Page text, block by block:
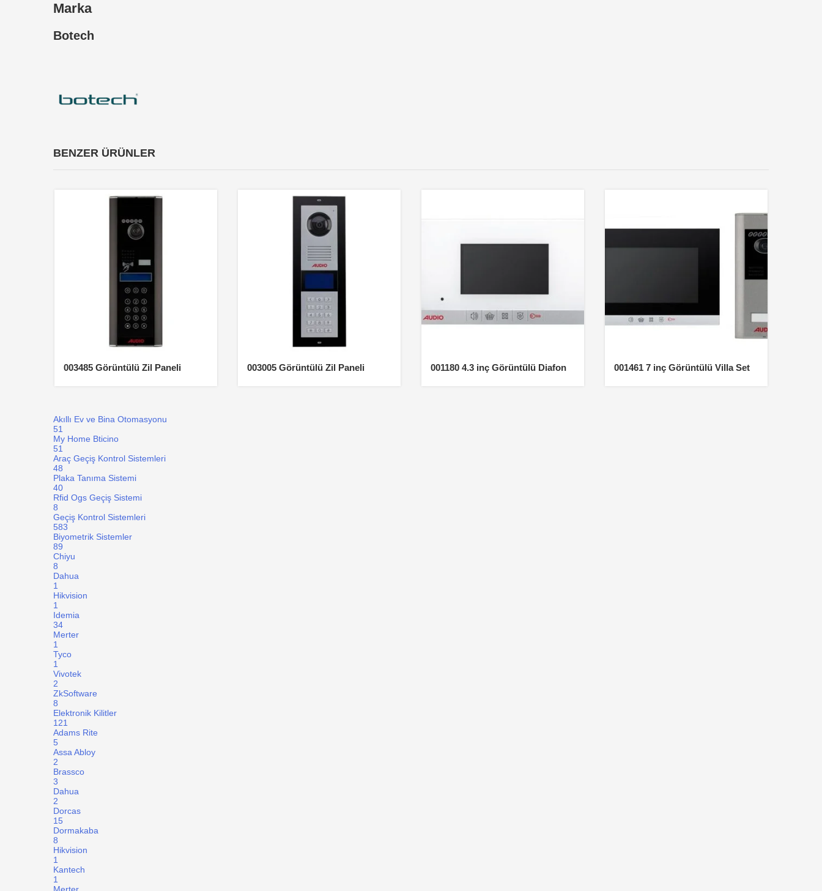
Marka
Botech
BENZER ÜRÜNLER
003485 Görüntülü Zil Paneli 003005 Görüntülü Zil Paneli 001180 4.3 inç Görüntülü Diafon 001461 7 inç Görüntülü Villa Set
Akıllı Ev ve Bina Otomasyonu
51
My Home Bticino
51
Araç Geçiş Kontrol Sistemleri
48
Plaka Tanıma Sistemi
40
Rfid Ogs Geçiş Sistemi
8
Geçiş Kontrol Sistemleri
583
Biyometrik Sistemler
89
Chiyu
8
Dahua
1
Hikvision
1
Idemia
34
Merter
1
Tyco
1
Vivotek
2
ZkSoftware
8
Elektronik Kilitler
121
Adams Rite
5
Assa Abloy
2
Brassco
3
Dahua
2
Dorcas
15
Dormakaba
8
Hikvision
1
Kantech
1